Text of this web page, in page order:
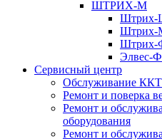
ШТРИХ-М
Штрих-
Штрих-
Штрих-
Элвес-
Сервисный центр
Обслуживание
Ремонт и поверка
Ремонт и
оборудования
Ремонт и